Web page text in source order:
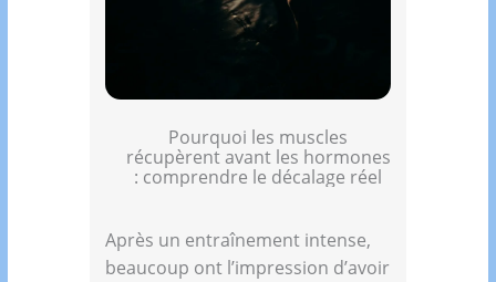
Pourquoi les muscles
récupèrent avant les hormones
: comprendre le décalage réel
Après un entraînement intense,
beaucoup ont l’impression d’avoir